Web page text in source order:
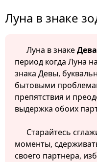
Луна в знаке
Луна в знакеДева
период когда Луна
знака Девы,
бытовыми
препятствия и
выдержка обоих
Старайтесь
моменты,
своего партнера,